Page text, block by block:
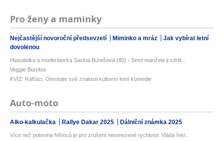
Pro ženy a maminky
Nejčastější novoroční předsevzetí Miminko a mráz
Jak vybírat letní
dovolenou
Hlasatelka a moderátorka Saskia Burešová (80) - Smrt manžela ji zdrtil...
Veggie Burritos
KVÍZ: Rafťáci. Otestujte své znalosti kultovní letní komedie
Auto-moto
Alko-kalkulačka Rallye Dakar 2025 Dálniční známka 2025
Více než polovina Němců je pro zrušení neomezené rychlosti. Vláda řekl...